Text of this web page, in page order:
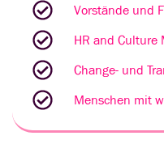
Vorstände und
HR and Culture
Change- und
Menschen mit